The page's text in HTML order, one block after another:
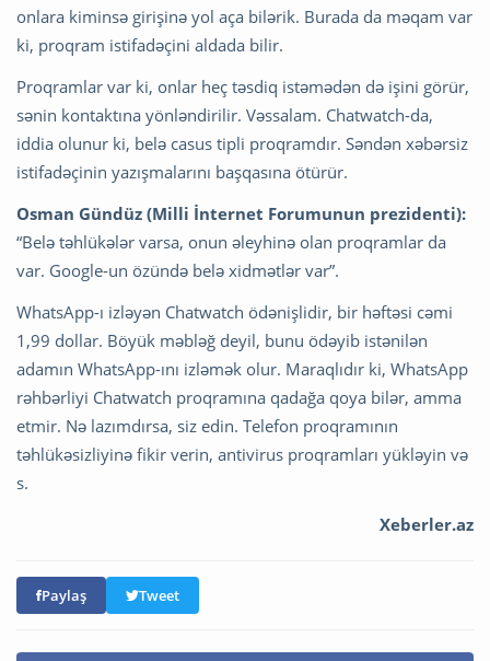
onlara kiminsə girişinə yol aça bilərik. Burada da məqam var
ki, proqram istifadəçini aldada bilir.
Proqramlar var ki, onlar heç təsdiq istəmədən də işini görür,
sənin kontaktına yönləndirilir. Vəssalam. Chatwatch-da,
iddia olunur ki, belə casus tipli proqramdır. Səndən xəbərsiz
istifadəçinin yazışmalarını başqasına ötürür.
Osman Gündüz (Milli İnternet Forumunun prezidenti):
“Belə təhlükələr varsa, onun əleyhinə olan proqramlar da
var. Google-un özündə belə xidmətlər var”.
WhatsApp-ı izləyən Chatwatch ödənişlidir, bir həftəsi cəmi
1,99 dollar. Böyük məbləğ deyil, bunu ödəyib istənilən
adamın WhatsApp-ını izləmək olur. Maraqlıdır ki, WhatsApp
rəhbərliyi Chatwatch proqramına qadağa qoya bilər, amma
etmir. Nə lazımdırsa, siz edin. Telefon proqramının
təhlükəsizliyinə fikir verin, antivirus proqramları yükləyin və
s.
Xeberler.az
Paylaş Tweet